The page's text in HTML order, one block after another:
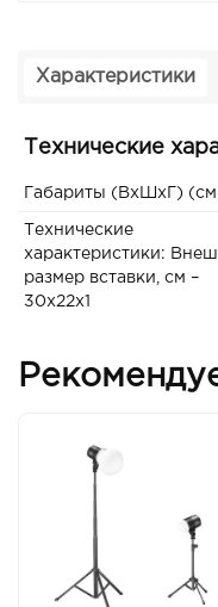
Характеристики
Технические
Габариты (ВxШxГ)
Технические
характеристики:
размер вставки, см –
30х22х1